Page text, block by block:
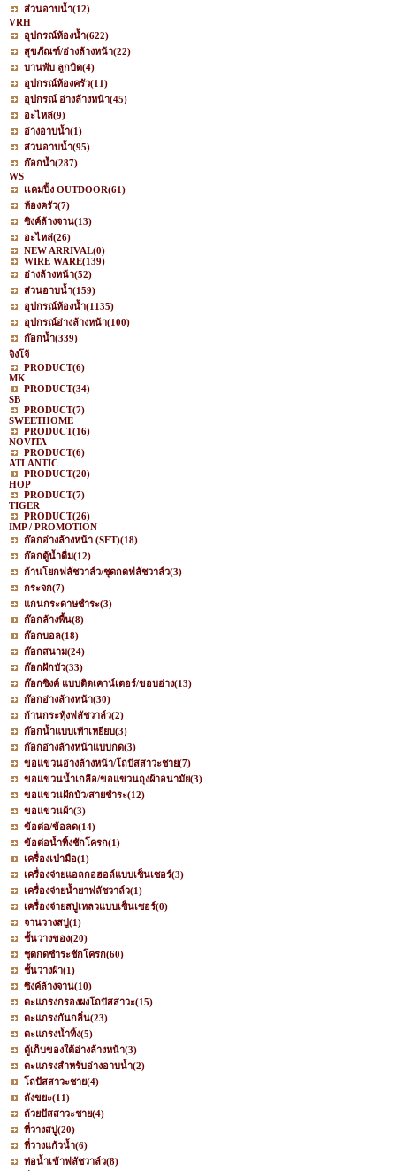
ส่วนอาบน้ำ(12)
VRH
อุปกรณ์ห้องน้ำ(622)
สุขภัณฑ์/อ่างล้างหน้า(22)
บานพับ ลูกบิด(4)
อุปกรณ์ห้องครัว(11)
อุปกรณ์ อ่างล้างหน้า(45)
อะไหล่(9)
อ่างอาบน้ำ(1)
ส่วนอาบน้ำ(95)
ก๊อกน้ำ(287)
WS
เเคมปิ้ง OUTDOOR(61)
ห้องครัว(7)
ซิงค์ล้างจาน(13)
อะไหล่(26)
NEW ARRIVAL(0)
WIRE WARE(139)
อ่างล้างหน้า(52)
ส่วนอาบน้ำ(159)
อุปกรณ์ห้องน้ำ(1135)
อุปกรณ์อ่างล้างหน้า(100)
ก๊อกน้ำ(339)
จิงโจ้
PRODUCT(6)
MK
PRODUCT(34)
SB
PRODUCT(7)
SWEETHOME
PRODUCT(16)
NOVITA
PRODUCT(6)
ATLANTIC
PRODUCT(20)
HOP
PRODUCT(7)
TIGER
PRODUCT(26)
IMP / PROMOTION
ก๊อกอ่างล้างหน้า (SET)(18)
ก๊อกตู้น้ำดื่ม(12)
ก้านโยกฟลัชวาล์ว/ชุดกดฟลัชวาล์ว(3)
กระจก(7)
แกนกระดาษชำระ(3)
ก๊อกล้างพื้น(8)
ก๊อกบอล(18)
ก๊อกสนาม(24)
ก๊อกฝักบัว(33)
ก๊อกซิงค์ แบบติดเคาน์เตอร์/ขอบอ่าง(13)
ก๊อกอ่างล้างหน้า(30)
ก้านกระทุ้งฟลัชวาล์ว(2)
ก๊อกน้ำแบบเท้าเหยียบ(3)
ก๊อกอ่างล้างหน้าแบบกด(3)
ขอแขวนอ่างล้างหน้า/โถปัสสาวะชาย(7)
ขอแขวนน้ำเกลือ/ขอแขวนถุงผ้าอนามัย(3)
ขอแขวนฝักบัว/สายชำระ(12)
ขอแขวนผ้า(3)
ข้อต่อ/ข้อลด(14)
ข้อต่อน้ำทิ้งชักโครก(1)
เครื่องเป่ามือ(1)
เครื่องจ่ายแอลกอฮอล์แบบเซ็นเซอร์(3)
เครื่องจ่ายน้ำยาฟลัชวาล์ว(1)
เครื่องจ่ายสบู่เหลวแบบเซ็นเซอร์(0)
จานวางสบู่(1)
ชั้นวางของ(20)
ชุดกดชำระชักโครก(60)
ชั้นวางผ้า(1)
ซิงค์ล้างจาน(10)
ตะแกรงกรองผงโถปัสสาวะ(15)
ตะแกรงกันกลิ่น(23)
ตะแกรงน้ำทิ้ง(5)
ตู้เก็บของใต้อ่างล้างหน้า(3)
ตะแกรงสำหรับอ่างอาบน้ำ(2)
โถปัสสาวะชาย(4)
ถังขยะ(11)
ถ้วยปัสสาวะชาย(4)
ที่วางสบู่(20)
ที่วางแก้วน้ำ(6)
ท่อน้ำเข้าฟลัชวาล์ว(8)